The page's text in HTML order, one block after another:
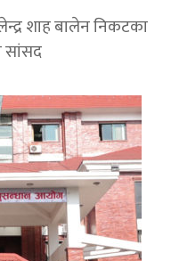
शाह बालेन निकटका
सांसद